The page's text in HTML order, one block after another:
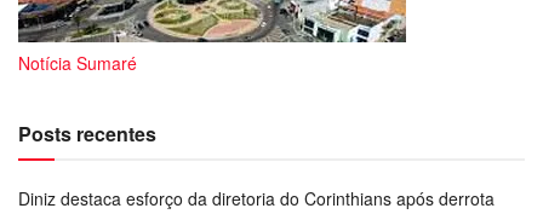
Notícia Sumaré
Posts recentes
Diniz destaca esforço da diretoria do Corinthians após derrota